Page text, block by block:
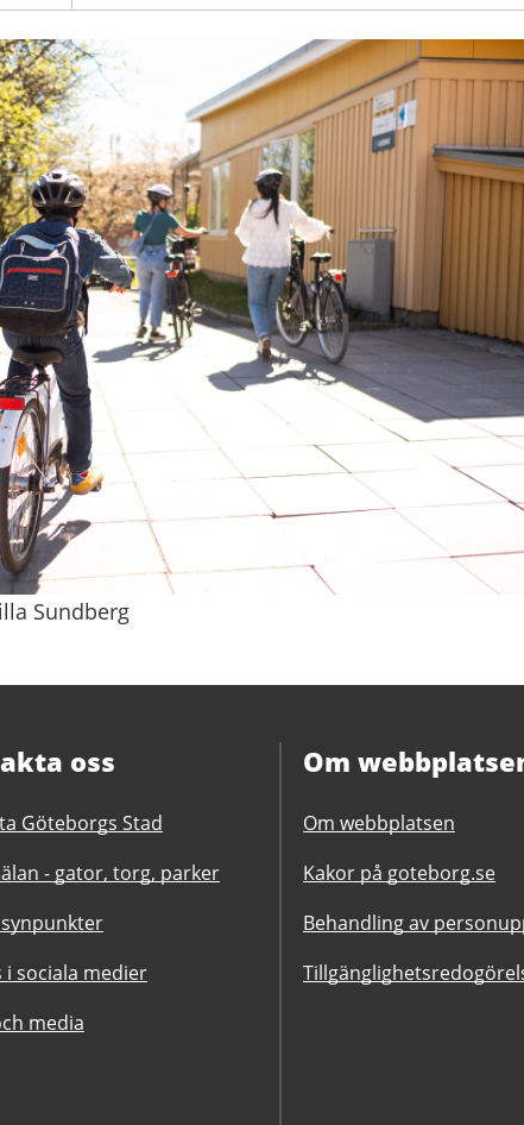
Sundberg
oss
Göteborgs Stad
- gator, torg, parker
i sociala medier
media
Om
Om webbplatsen
Kakor på goteborg.se
Behandling av